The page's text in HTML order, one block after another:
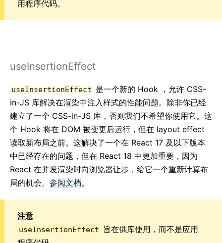
用程序代码。
useInsertionEffect
useInsertionEffect 是一个新的 Hook ，允许 CSS-
in-JS 库解决在渲染中注入样式的性能问题。除非你已经
建立了一个 CSS-in-JS 库，否则我们不希望你使用它。这
个 Hook 将在 DOM 被变更后运行，但在 layout effect
读取新布局之前。这解决了一个在 React 17 及以下版本
中已经存在的问题，但在 React 18 中更加重要，因为
React 在并发渲染时向浏览器让步，给它一个重新计算布
局的机会。 参阅文档。
注意
useInsertionEffect
旨在供库使用，而不是应用